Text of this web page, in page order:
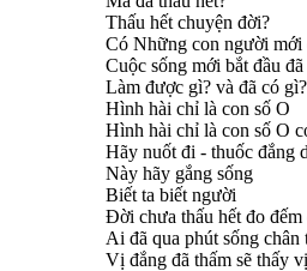
Thấu hết chuyện đời?
Có Những con người mới
Cuộc sống mới bắt đầu
Làm được gì? và đã có
Hình hài chỉ là con số O
Hình hài chỉ là con số O
Hãy nuốt đi - thuốc đắng
Này hãy gắng sống
Biết ta biết người
Ðời chưa thấu hết đo đếm
Ai đã qua phút sống chân
Vị đắng đã thấm sẽ thấy